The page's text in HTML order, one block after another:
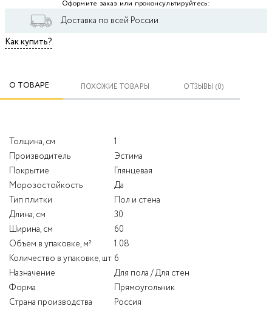
Оформите заказ или проконсультируйтесь:
Доставка по всей России
Как купить?
О ТОВАРЕ ПОХОЖИЕ ТОВАРЫ ОТЗЫВЫ (0)
Толщина, см
1
Производитель
Эстима
Покрытие
Глянцевая
Морозостойкость
Да
Тип плитки
Пол и стена
Длина, см
30
Ширина, см
60
Объем в упаковке, м²
1.08
Количество в упаковке, шт 6
Назначение
Для пола / Для стен
Форма
Прямоугольник
Страна производства
Россия